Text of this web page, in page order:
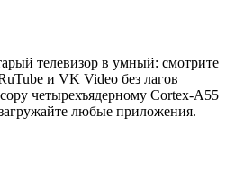
телевизор в умный: смотрите
и VK Video без лагов
четырехъядерному Cortex-A55
любые приложения.